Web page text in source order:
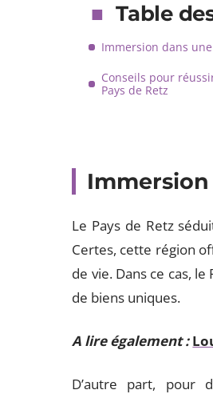
Table
Immersion dans
Conseils pour
Pays de Retz
Le Pays de Retz
Certes, cette région
de vie. Dans ce cas,
de biens uniques.
A lire également :
D’autre part, pour